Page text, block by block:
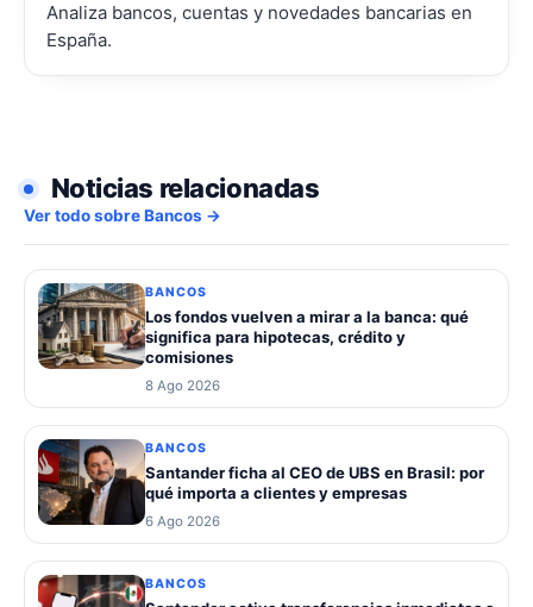
Analiza bancos, cuentas y novedades bancarias en
España.
Noticias relacionadas
Ver todo sobre Bancos →
BANCOS
Los fondos vuelven a mirar a la banca: qué
significa para hipotecas, crédito y
comisiones
8 Ago 2026
BANCOS
Santander ficha al CEO de UBS en Brasil: por
qué importa a clientes y empresas
6 Ago 2026
BANCOS